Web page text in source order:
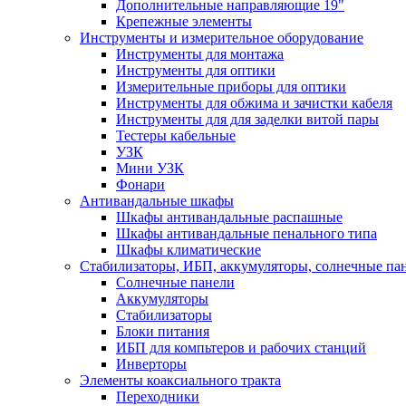
Дополнительные направляющие 19"
Крепежные элементы
Инструменты и измерительное оборудование
Инструменты для монтажа
Инструменты для оптики
Измерительные приборы для оптики
Инструменты для обжима и зачистки кабеля
Инструменты для для заделки витой пары
Тестеры кабельные
УЗК
Мини УЗК
Фонари
Антивандальные шкафы
Шкафы антивандальные распашные
Шкафы антивандальные пенального типа
Шкафы климатические
Стабилизаторы, ИБП, аккумуляторы, солнечные
Солнечные панели
Аккумуляторы
Стабилизаторы
Блоки питания
ИБП для компьтеров и рабочих станций
Инверторы
Элементы коаксиального тракта
Переходники